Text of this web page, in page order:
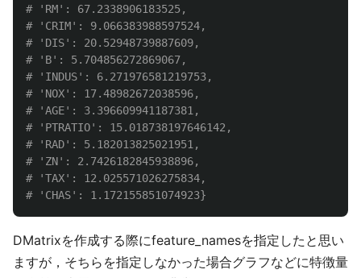
# 'RM': 67.2338906183525,
# 'CRIM': 9.066383988597524,
# 'DIS': 20.52948739887609,
# 'B': 5.704856272869067,
# 'INDUS': 6.271976581219753,
# 'NOX': 17.48982672038596,
# 'AGE': 3.396609941187381,
# 'PTRATIO': 15.018738197646142,
# 'RAD': 5.182013825021951,
# 'ZN': 2.7426182845938896,
# 'TAX': 12.025571026275834,
DMatrixを作成する際にfeature_namesを指定したと思い
ますが，そちらを指定しなかった場合グラフなどに特徴量